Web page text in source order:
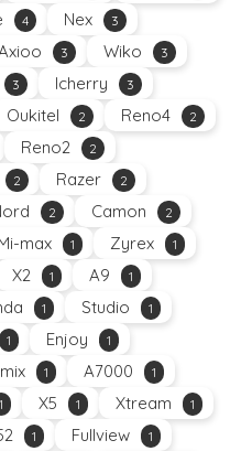
4 Nex 3
3 Wiko 3
3 Icherry 3
Oukitel 2 Reno4 2
Reno2 2
2 Razer 2
2 Camon 2
max 1 Zyrex 1
X2 1 A9 1
1 Studio 1
1 Enjoy 1
1 A7000 1
1 X5 1 Xtream 1
1 Fullview 1